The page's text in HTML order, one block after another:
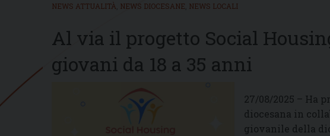
NEWS ATTUALITÀ NEWS DIOCESANE NEWS LOCALI
Al via il progetto Social
giovani da 18 a 35 anni
27/08/2025 – Ha
diocesana in
giovanile della